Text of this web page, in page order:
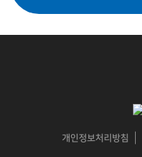
개인정보처리방침